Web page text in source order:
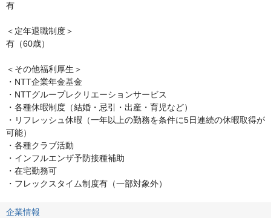
有
＜定年退職制度＞
有（60歳）
＜その他福利厚生＞
・NTT企業年金基金
・NTTグループレクリエーションサービス
・各種休暇制度（結婚・忌引・出産・育児など）
・リフレッシュ休暇（一年以上の勤務を条件に5日連続の休暇取得が
可能）
・各種クラブ活動
・インフルエンザ予防接種補助
・在宅勤務可
・フレックスタイム制度有（一部対象外）
企業情報